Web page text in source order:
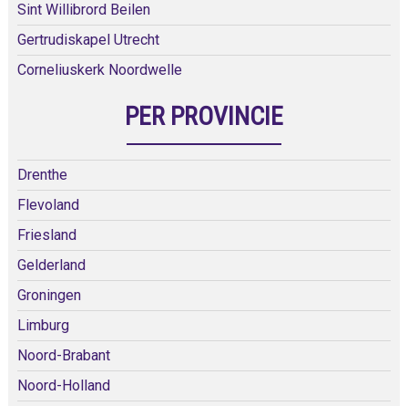
Sint Willibrord Beilen
Gertrudiskapel Utrecht
Corneliuskerk Noordwelle
PER PROVINCIE
Drenthe
Flevoland
Friesland
Gelderland
Groningen
Limburg
Noord-Brabant
Noord-Holland